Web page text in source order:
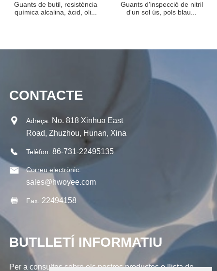
Guants de butil, resistència
química alcalina, àcid, oli...
Guants d'inspecció de nitril
d'un sol ús, pols blau...
CONTACTE
Adreça: No. 818 Xinhua East
Road, Zhuzhou, Hunan, Xina
Telèfon: 86-731-22495135
Correu electrònic:
sales@hwoyee.com
Fax: 22494158
BUTLLETÍ INFORMATIU
Per a consultes sobre els nostres productes o llista de